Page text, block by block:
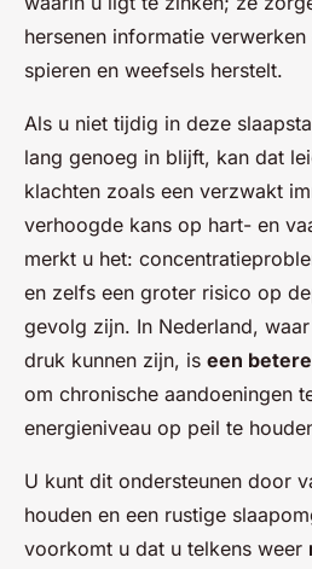
hersenen informatie
spieren en weefsels herstelt.
Als u niet tijdig in deze
lang genoeg in blijft, kan dat
klachten zoals een verzwakt
verhoogde kans op hart- en
merkt u het:
en zelfs een groter risico op
gevolg zijn. In Nederland,
druk kunnen zijn, is een
om chronische aandoeningen
energieniveau op peil te
U kunt dit ondersteunen door
houden en een rustige
voorkomt u dat u telkens weer